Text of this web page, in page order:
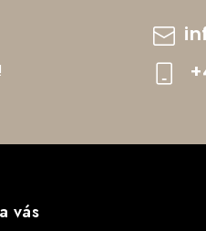
vás